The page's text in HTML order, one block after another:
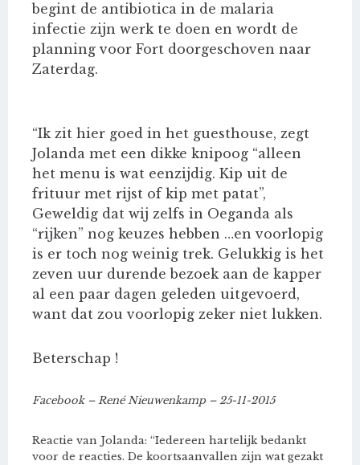
begint de antibiotica in de malaria
infectie zijn werk te doen en wordt de
planning voor Fort doorgeschoven naar
Zaterdag.
“Ik zit hier goed in het guesthouse, zegt
Jolanda met een dikke knipoog “alleen
het menu is wat eenzijdig. Kip uit de
frituur met rijst of kip met patat”,
Geweldig dat wij zelfs in Oeganda als
“rijken” nog keuzes hebben …en voorlopig
is er toch nog weinig trek. Gelukkig is het
zeven uur durende bezoek aan de kapper
al een paar dagen geleden uitgevoerd,
want dat zou voorlopig zeker niet lukken.
Beterschap !
Facebook – René Nieuwenkamp – 25-11-2015
Reactie van Jolanda: “Iedereen hartelijk bedankt
voor de reacties. De koortsaanvallen zijn wat gezakt